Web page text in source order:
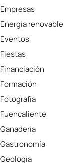
Empresas
Energía renovable
Eventos
Fiestas
Financiación
Formación
Fotografía
Fuencaliente
Ganadería
Gastronomía
Geología